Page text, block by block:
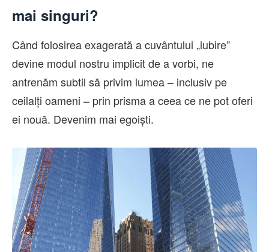
mai singuri?
Când folosirea exagerată a cuvântului „iubire”
devine modul nostru implicit de a vorbi, ne
antrenăm subtil să privim lumea – inclusiv pe
ceilalți oameni – prin prisma a ceea ce ne pot oferi
ei nouă. Devenim mai egoiști.